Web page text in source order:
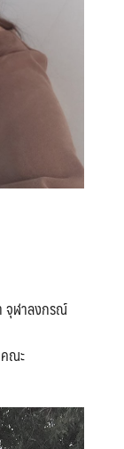
จุฬาลงกรณ์
ณะ